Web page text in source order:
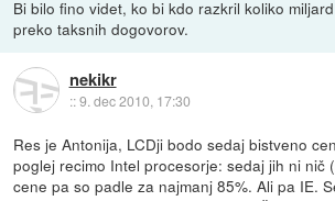
Bi bilo fino videt, ko bi kdo razkril koliko
preko taksnih dogovorov.
nekikr
::9. dec 2010, 17:30
Res je Antonija, LCDji bodo sedaj bistveno
poglej recimo Intel procesorje: sedaj jih ni nič
cene pa so padle za najmanj 85%. Ali pa IE.